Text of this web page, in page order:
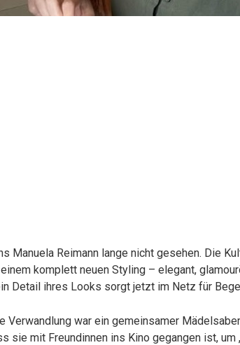
Manuela Reimann lange nicht gesehen. Die
komplett neuen Styling – elegant,
Detail ihres Looks sorgt jetzt im Netz für
Verwandlung war ein gemeinsamer
sie mit Freundinnen ins Kino gegangen ist, um